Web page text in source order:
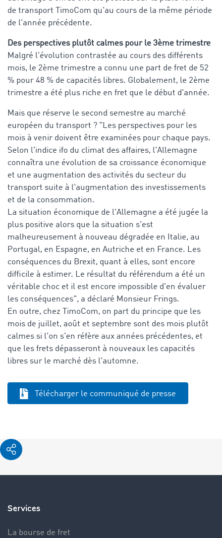
de transport TimoCom qu'au cours de la même période
de l'année précédente.
Des perspectives plutôt calmes pour le 3ème trimestre
Malgré l'évolution contrastée au cours des différents
mois, le 2ème trimestre a connu une part de fret de 52
% pour 48 % de capacités libres. Globalement, le 2ème
trimestre a été plus riche en fret que le début d'année.
Mais que réserve le second semestre au marché
européen du transport ? "Les perspectives pour les
mois à venir doivent être examinées pour chaque pays.
Selon l'indice ifo du climat des affaires, l'Allemagne
connaîtra une évolution de sa croissance économique
et une augmentation des activités du secteur du
transport suite à l'augmentation des investissements
et de la consommation.
La situation économique de l'Allemagne a été jugée la
plus positive alors que la situation s'est
malheureusement à nouveau dégradée en Italie, au
Portugal, en Espagne, en Autriche et en France. Les
conséquences du Brexit, quant à elles, sont encore
difficile à estimer. Le résultat du référendum a été un
véritable choc et il est encore impossible d'en évaluer
les conséquences", a déclaré Monsieur Frings.
En outre, chez TimoCom, on part du principe que les
mois de juillet, août et septembre sont des mois plutôt
calmes si l'on s'en réfère aux années précédentes, et
que les frets dépasseront à nouveaux les capacités
libres sur le marché dès l'automne.
Télécharger le communiqué de presse
Services
La bourse de fret